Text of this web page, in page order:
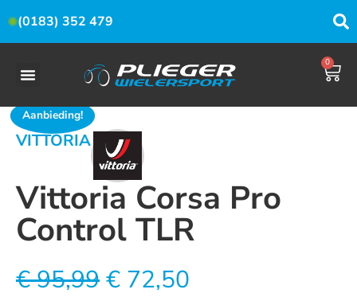
(0183) 352 479
0
Aanbieding!
VITTORIA
Vittoria Corsa Pro
Control TLR
€95,99€ 72,50